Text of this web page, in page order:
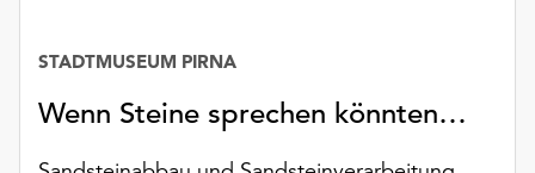
Wenn Steine sprechen könnten…
STADTMUSEUM PIRNA